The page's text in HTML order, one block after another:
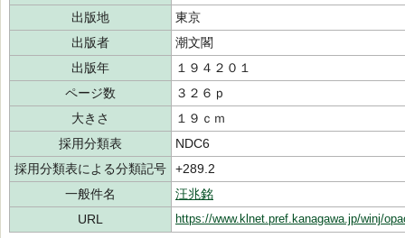
出版地
東京
出版者
潮文閣
出版年
１９４２０１
ページ数
３２６ｐ
大きさ
１９ｃｍ
採用分類表
NDC6
採用分類表による分類記号
+289.2
一般件名
汪兆銘
URL
https://www.klnet.pref.kanagawa.jp/winj/